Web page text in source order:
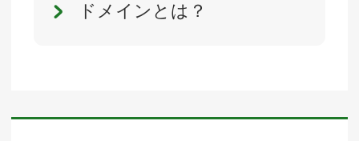
ドメインとは？